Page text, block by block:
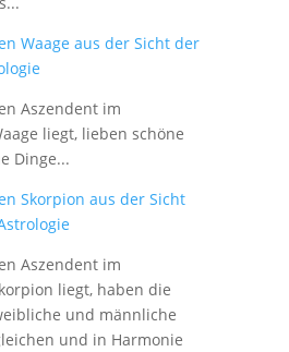
Waage aus der Sicht der
Aszendent im
liegt, lieben schöne
Dinge...
Skorpion aus der Sicht
Aszendent im
liegt, haben die
und männliche
und in Harmonie